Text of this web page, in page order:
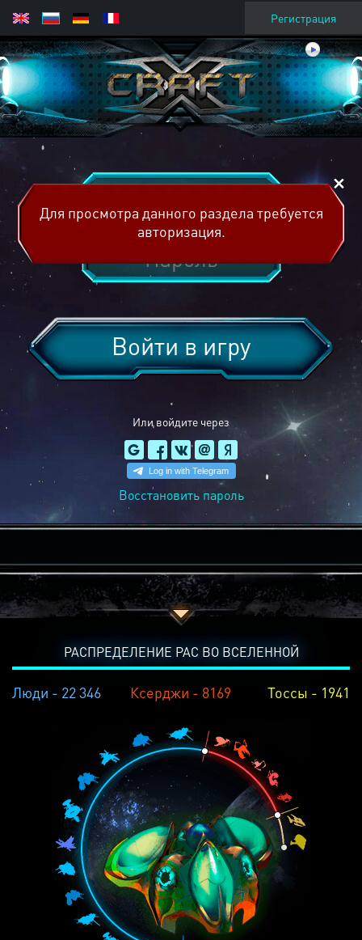
Регистрация
Или войдите через
Войти в игру
Восстановить пароль
Для просмотра данного раздела требуется
авторизация.
РАСПРЕДЕЛЕНИЕ РАС ВО ВСЕЛЕННОЙ
Люди - 22 346 Ксерджи - 8169 Тоссы - 1941